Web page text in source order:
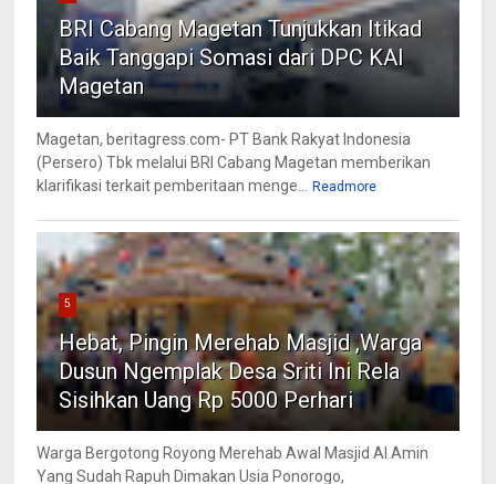
BRI Cabang Magetan Tunjukkan Itikad
Baik Tanggapi Somasi dari DPC KAI
Magetan
Magetan, beritagress.com- PT Bank Rakyat Indonesia
(Persero) Tbk melalui BRI Cabang Magetan memberikan
klarifikasi terkait pemberitaan menge... Readmore
5
Hebat, Pingin Merehab Masjid ,Warga
Dusun Ngemplak Desa Sriti Ini Rela
Sisihkan Uang Rp 5000 Perhari
Warga Bergotong Royong Merehab Awal Masjid Al Amin
Yang Sudah Rapuh Dimakan Usia Ponorogo,